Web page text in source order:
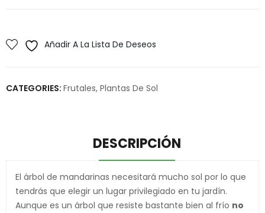
Añadir A La Lista De Deseos
CATEGORIES: Frutales, Plantas De Sol
DESCRIPCIÓN
El árbol de mandarinas necesitará mucho sol por lo que
tendrás que elegir un lugar privilegiado en tu jardín.
Aunque es un árbol que resiste bastante bien al frío no